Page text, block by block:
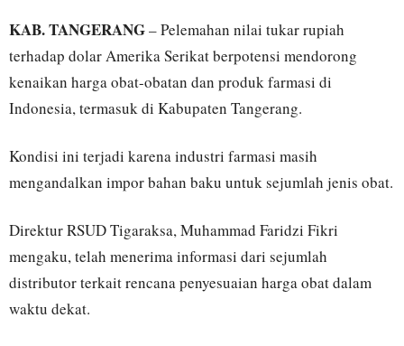
KAB. TANGERANG– Pelemahan nilai tukar rupiah
terhadap dolar Amerika Serikat berpotensi mendorong
kenaikan harga obat-obatan dan produk farmasi di
Indonesia, termasuk di Kabupaten Tangerang.
Kondisi ini terjadi karena industri farmasi masih
mengandalkan impor bahan baku untuk sejumlah jenis obat.
Direktur RSUD Tigaraksa, Muhammad Faridzi Fikri
mengaku, telah menerima informasi dari sejumlah
distributor terkait rencana penyesuaian harga obat dalam
waktu dekat.